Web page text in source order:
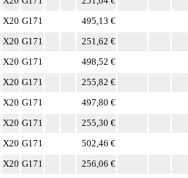
X20 G171
495,13 €
X20 G171
251,62 €
X20 G171
498,52 €
X20 G171
255,82 €
X20 G171
497,80 €
X20 G171
255,30 €
X20 G171
502,46 €
X20 G171
256,06 €